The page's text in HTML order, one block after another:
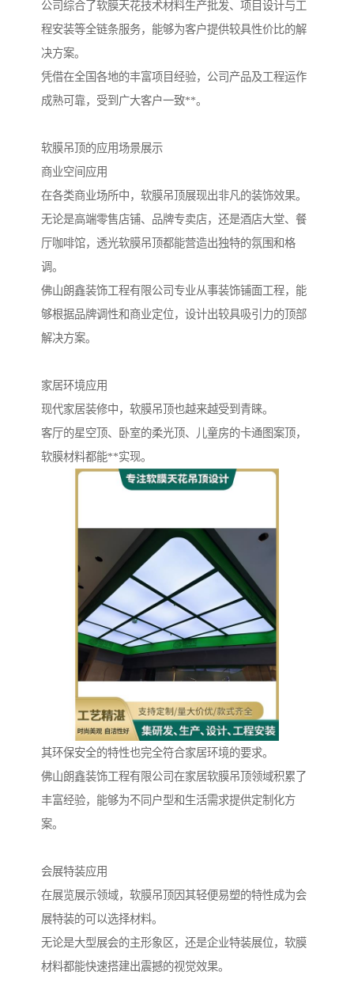
公司综合了软膜天花技术材料生产批发、项目设计与工
程安装等全链条服务，能够为客户提供较具性价比的解
决方案。
凭借在全国各地的丰富项目经验，公司产品及工程运作
成熟可靠，受到广大客户一致**。
软膜吊顶的应用场景展示
商业空间应用
在各类商业场所中，软膜吊顶展现出非凡的装饰效果。
无论是高端零售店铺、品牌专卖店，还是酒店大堂、餐
厅咖啡馆，透光软膜吊顶都能营造出独特的氛围和格
调。
佛山朗鑫装饰工程有限公司专业从事装饰铺面工程，能
够根据品牌调性和商业定位，设计出较具吸引力的顶部
解决方案。
家居环境应用
现代家居装修中，软膜吊顶也越来越受到青睐。
客厅的星空顶、卧室的柔光顶、儿童房的卡通图案顶，
软膜材料都能**实现。
其环保安全的特性也完全符合家居环境的要求。
佛山朗鑫装饰工程有限公司在家居软膜吊顶领域积累了
丰富经验，能够为不同户型和生活需求提供定制化方
案。
会展特装应用
在展览展示领域，软膜吊顶因其轻便易塑的特性成为会
展特装的可以选择材料。
无论是大型展会的主形象区，还是企业特装展位，软膜
材料都能快速搭建出震撼的视觉效果。